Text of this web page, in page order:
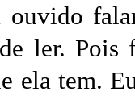
ouvido
ler. Pois
ela tem.